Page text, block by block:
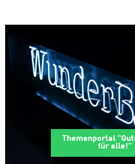
Themenportal
für alle!"